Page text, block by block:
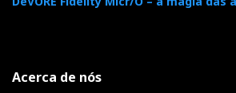
Acerca de nós